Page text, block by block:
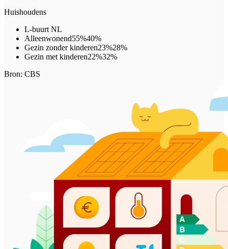
Huishoudens
L-buurt NL
Alleenwonend55%40%
Gezin zonder kinderen23%28%
Gezin met kinderen22%32%
Bron: CBS